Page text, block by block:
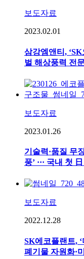
보도자료
2023.02.01
삼강엠앤티, ‘SK
벌 해상풍력 전
보도자료
2023.01.26
기술력·품질 무
풍’ ··· 국내 첫
보도자료
2022.12.28
SK에코플랜트, ‘
폐기물 자원화·